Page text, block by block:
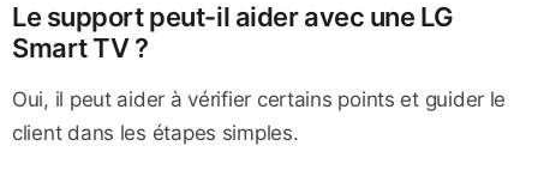
Le support peut-il aider avec une LG
Smart TV ?
Oui, il peut aider à vérifier certains points et guider le
client dans les étapes simples.